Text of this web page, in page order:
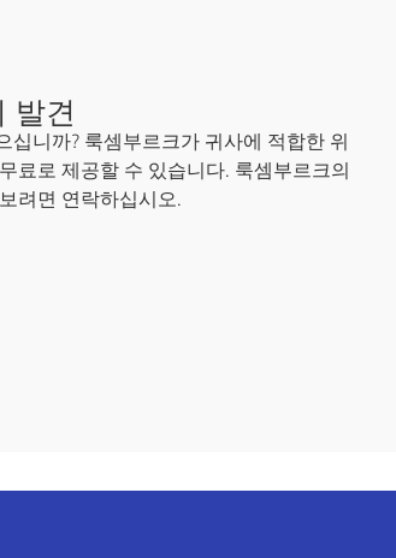
발견
니까? 룩셈부르크가 귀사에 적합한 위
료로 제공할 수 있습니다. 룩셈부르크의
려면 연락하십시오.